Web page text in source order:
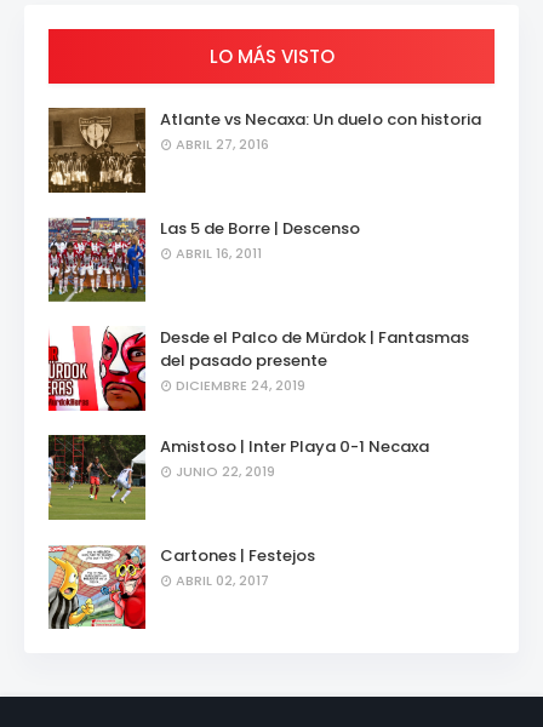
LO MÁS VISTO
Atlante vs Necaxa: Un duelo con historia
ABRIL 27, 2016
Las 5 de Borre | Descenso
ABRIL 16, 2011
Desde el Palco de Mürdok | Fantasmas
del pasado presente
DICIEMBRE 24, 2019
Amistoso | Inter Playa 0-1 Necaxa
JUNIO 22, 2019
Cartones | Festejos
ABRIL 02, 2017